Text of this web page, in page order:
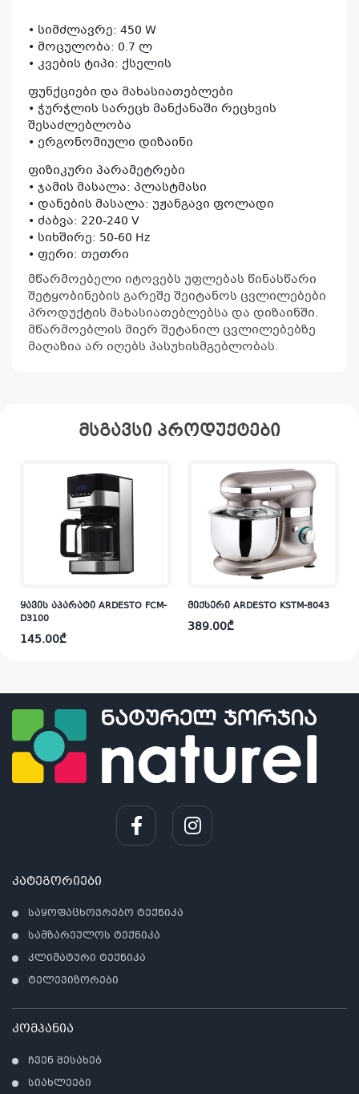
• სიმძლავრე: 450 W
• მოცულობა: 0.7 ლ
• კვების ტიპი: ქსელის
ფუნქციები და მახასიათებლები
• ჭურჭლის სარეცხ მანქანაში რეცხვის
შესაძლებლობა
• ერგონომიული დიზაინი
ფიზიკური პარამეტრები
• ჯამის მასალა: პლასტმასი
• დანების მასალა: უჟანგავი ფოლადი
• ძაბვა: 220-240 V
• სიხშირე: 50-60 Hz
• ფერი: თეთრი
მწარმოებელი იტოვებს უფლებას წინასწარი
შეტყობინების გარეშე შეიტანოს ცვლილებები
პროდუქტის მახასიათებლებსა და დიზაინში.
მწარმოებლის მიერ შეტანილ ცვლილებებზე
მაღაზია არ იღებს პასუხისმგებლობას.
მსგავსი პროდუქტები
ყავის აპარატი ARDESTO FCM-
D3100
145.00₾
მიქსერი ARDESTO KSTM-8043
389.00₾
კატეგორიები
საყოფაცხოვრებო ტექნიკა
სამზარეულოს ტექნიკა
კლიმატური ტექნიკა
ტელევიზორები
კომპანია
ჩვენ შესახებ
სიახლეები